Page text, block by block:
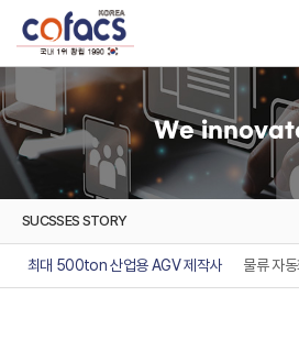
We
SUCSSES STORY
최대 500ton 산업용 AGV 제작사 물류 자